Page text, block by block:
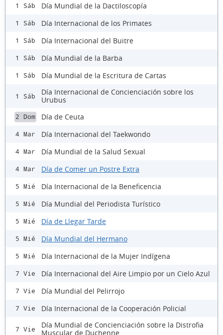
1 Sáb Día Mundial de la Dactiloscopía
1 Sáb Día Internacional de los Primates
1 Sáb Día Internacional del Buitre
1 Sáb Día Mundial de la Barba
1 Sáb Día Mundial de la Escritura de Cartas
1 Sáb
Día Internacional de Concienciación sobre los
Urubus
2 Dom Día de Ceuta
4 Mar Día Internacional del Taekwondo
4 Mar Día Mundial de la Salud Sexual
4 Mar Día de Comer un Postre Extra
5 Mié Día Internacional de la Beneficencia
5 Mié Día Mundial del Periodista Turístico
5 Mié Día de Llegar Tarde
5 Mié Día Mundial del Hermano
5 Mié Día Internacional de la Mujer Indígena
7 Vie Día Internacional del Aire Limpio por un Cielo Azul
7 Vie Día Mundial del Pelirrojo
7 Vie Día Internacional de la Cooperación Policial
7 Vie
Día Mundial de Concienciación sobre la Distrofia
Muscular de Duchenne